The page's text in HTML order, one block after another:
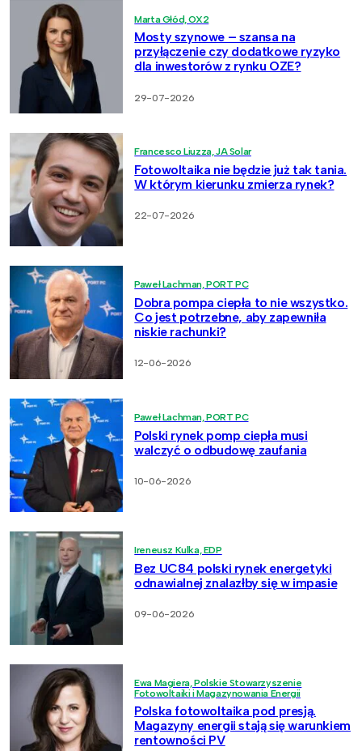
Marta Głód, OX2
Mosty szynowe – szansa na
przyłączenie czy dodatkowe ryzyko
dla inwestorów z rynku OZE?
29-07-2026
Francesco Liuzza, JA Solar
Fotowoltaika nie będzie już tak tania.
W którym kierunku zmierza rynek?
22-07-2026
Paweł Lachman, PORT PC
Dobra pompa ciepła to nie wszystko.
Co jest potrzebne, aby zapewniła
niskie rachunki?
12-06-2026
Paweł Lachman, PORT PC
Polski rynek pomp ciepła musi
walczyć o odbudowę zaufania
10-06-2026
Ireneusz Kulka, EDP
Bez UC84 polski rynek energetyki
odnawialnej znalazłby się w impasie
09-06-2026
Ewa Magiera, Polskie Stowarzyszenie
Fotowoltaiki i Magazynowania Energii
Polska fotowoltaika pod presją.
Magazyny energii stają się warunkiem
rentowności PV